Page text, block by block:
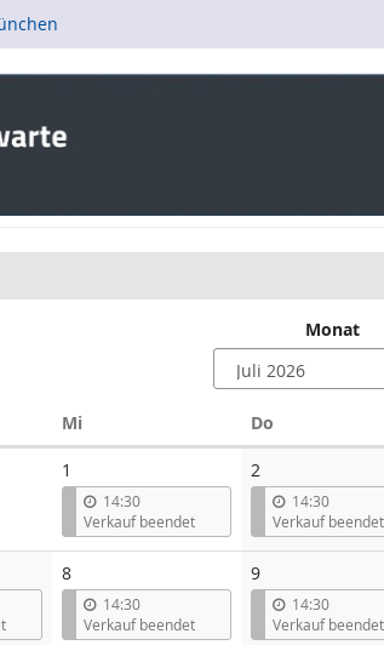
Monat
MiMittwoch Do
1
14:30
Verkauf beendet
2
14:30
Verkauf beendet
8
14:30
Verkauf beendet
9
14:30
Verkauf beendet